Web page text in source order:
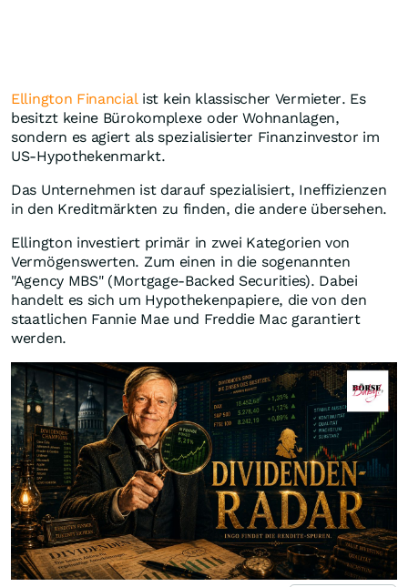
Ellington Financialist kein klassischer Vermieter. Es
besitzt keine Bürokomplexe oder Wohnanlagen,
sondern es agiert als spezialisierter Finanzinvestor im
US-Hypothekenmarkt.
Das Unternehmen ist darauf spezialisiert, Ineffizienzen
in den Kreditmärkten zu finden, die andere übersehen.
Ellington investiert primär in zwei Kategorien von
Vermögenswerten. Zum einen in die sogenannten
"Agency MBS" (Mortgage-Backed Securities). Dabei
handelt es sich um Hypothekenpapiere, die von den
staatlichen Fannie Mae und Freddie Mac garantiert
werden.